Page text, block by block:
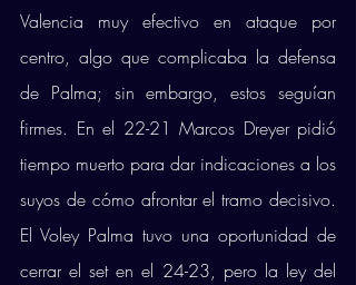
Valencia muy efectivo en ataque por
centro, algo que complicaba la defensa
de Palma; sin embargo, estos seguían
firmes. En el 22-21 Marcos Dreyer pidió
tiempo muerto para dar indicaciones a los
suyos de cómo afrontar el tramo decisivo.
El Voley Palma tuvo una oportunidad de
cerrar el set en el 24-23, pero la ley del